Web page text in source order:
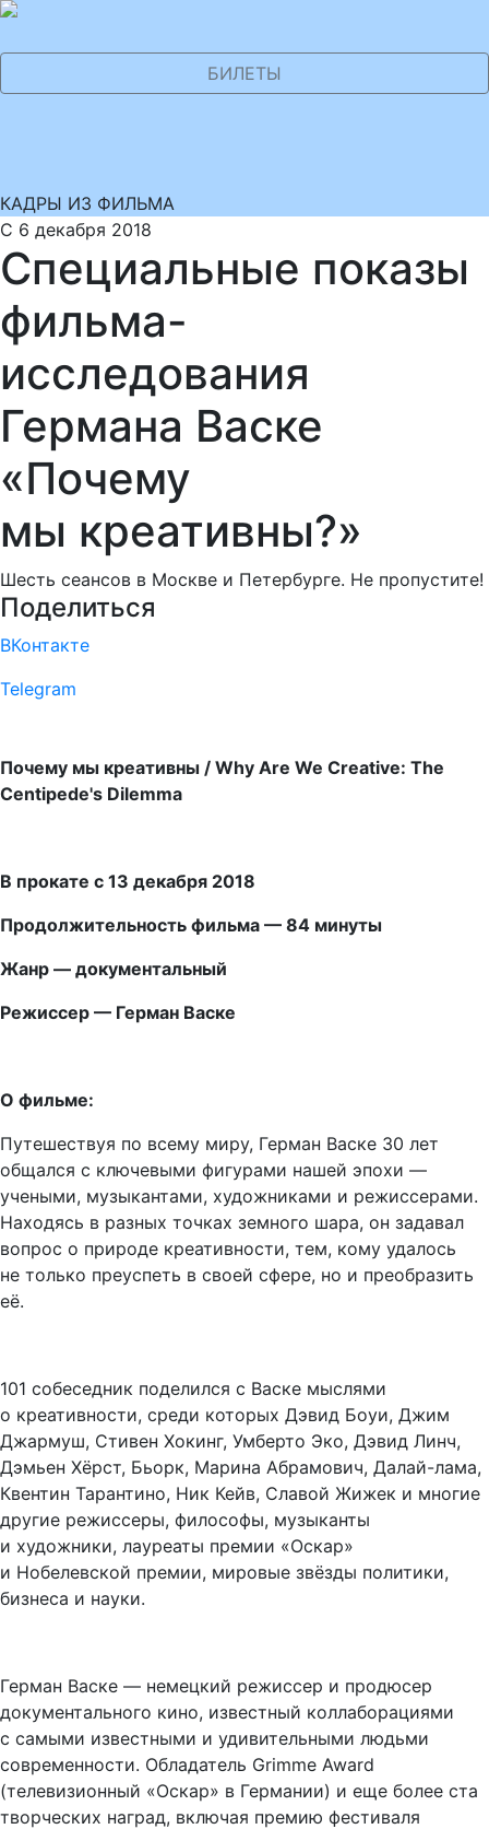
С 6 декабря 2018
Специальные показы
фильма-
исследования
Германа Васке
«Почему
мы креативны?»
Шесть сеансов в Москве и Петербурге. Не пропустите!
Поделиться
ВКонтакте
Telegram
Почему мы креативны / Why Are We Creative: The
Centipede's Dilemma
В прокате с 13 декабря 2018
Продолжительность фильма — 84 минуты
Жанр — документальный
Режиссер — Герман Васке
О фильме:
Путешествуя по всему миру, Герман Васке 30 лет
общался с ключевыми фигурами нашей эпохи —
учеными, музыкантами, художниками и режиссерами.
Находясь в разных точках земного шара, он задавал
вопрос о природе креативности, тем, кому удалось
не только преуспеть в своей сфере, но и преобразить
её.
101 собеседник поделился с Васке мыслями
о креативности, среди которых Дэвид Боуи, Джим
Джармуш, Стивен Хокинг, Умберто Эко, Дэвид Линч,
Дэмьен Хёрст, Бьорк, Марина Абрамович, Далай-лама,
Квентин Тарантино, Ник Кейв, Славой Жижек и многие
другие режиссеры, философы, музыканты
и художники, лауреаты премии «Оскар»
и Нобелевской премии, мировые звёзды политики,
бизнеса и науки.
Герман Васке — немецкий режиссер и продюсер
документального кино, известный коллаборациями
с самыми известными и удивительными людьми
современности. Обладатель Grimme Award
(телевизионный «Оскар» в Германии) и еще более ста
творческих наград, включая премию фестиваля
БИЛЕТЫ
КАДРЫ ИЗ ФИЛЬМА